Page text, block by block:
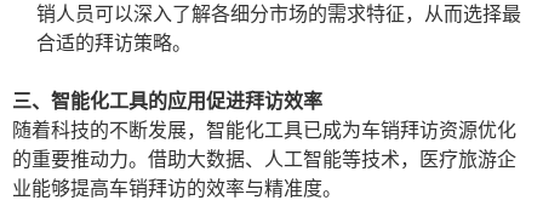
销人员可以深入了解各细分市场的需求特征，从而选择最
合适的拜访策略。
三、智能化工具的应用促进拜访效率
随着科技的不断发展，智能化工具已成为车销拜访资源优化
的重要推动力。借助大数据、人工智能等技术，医疗旅游企
业能够提高车销拜访的效率与精准度。